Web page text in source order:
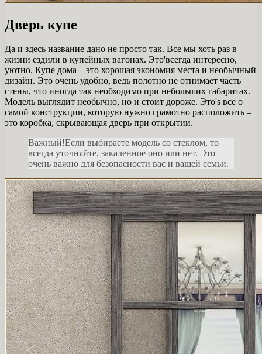
Дверь купе
Да и здесь название дано не просто так. Все мы хоть раз в
жизни ездили в купейных вагонах. Это'всегда интересно,
уютно. Купе дома – это хорошая экономия места и необычный
дизайн. Это очень удобно, ведь полотно не отнимает часть
стены, что иногда так необходимо при небольших габаритах.
Модель выглядит необычно, но и стоит дороже. Это's все о
самой конструкции, которую нужно грамотно расположить –
это коробка, скрывающая дверь при открытии.
Важный!Если выбираете модель со стеклом, то
всегда уточняйте, закаленное оно или нет. Это
очень важно для безопасности вас и вашей семьи.